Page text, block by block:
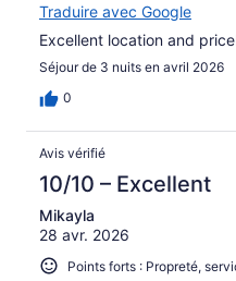
Traduire avec Google
Excellent location and
Séjour de 3 nuits en avril 2026
0
Avis vérifié
10/10 – Excellent
Mikayla
28 avr. 2026
Points forts : Propreté,